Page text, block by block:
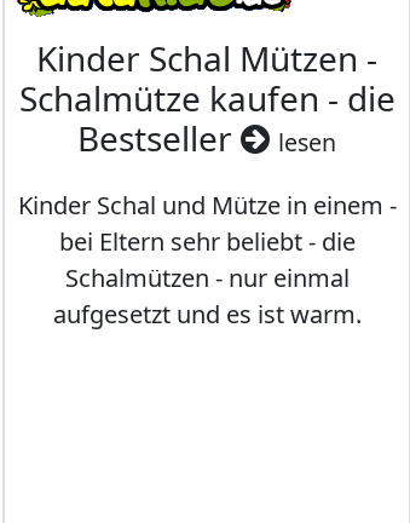
Kinder Schal Mützen -
Schalmütze kaufen - die
Bestseller
lesen
Kinder Schal und Mütze in einem -
bei Eltern sehr beliebt - die
Schalmützen - nur einmal
aufgesetzt und es ist warm.